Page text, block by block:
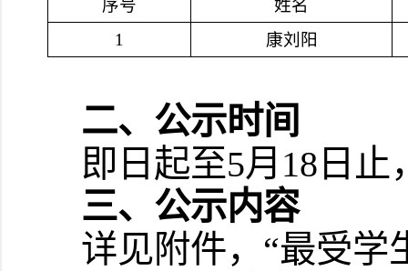
序号
姓名
1
康刘阳
二、公示时间
即日起至5月18日止
三、公示内容
详见附件，“最受学